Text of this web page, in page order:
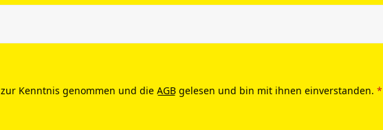
zur Kenntnis genommen und die AGB gelesen und bin mit ihnen einverstanden. *